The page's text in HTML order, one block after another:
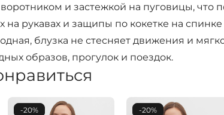
и застежкой на пуговицы, что
на рукавах и защипы по кокетке на
блузка не стесняет движения и
образов, прогулок и поездок.
-20% -20%